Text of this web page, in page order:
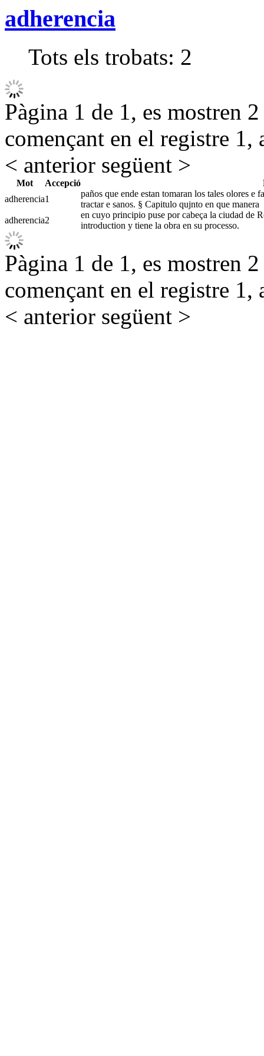
adherencia
Tots els trobats: 2
Pàgina 1 de 1, es mostren
començant en el registre 1,
< anterior següent >
Mot Accepció
adherencia1
paños que ende estan tomaran los tales olores e
tractar e sanos. § Capitulo qujnto en que manera
adherencia2
en cuyo principio puse por cabeça la ciudad de
introduction y tiene la obra en su processo.
Pàgina 1 de 1, es mostren
començant en el registre 1,
< anterior següent >